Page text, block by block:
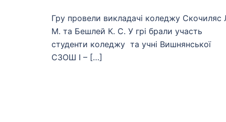
Гру провели викладачі коледжу Скочиляс
М. та Бешлей К. С. У грі брали участь
студенти коледжу та учні Вишнянської
СЗОШ I – […]